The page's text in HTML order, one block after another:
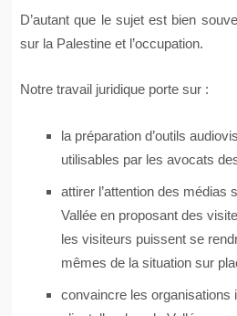
D’autant que le sujet est bien
sur la Palestine et l’occupation.
Notre travail juridique porte sur :
la préparation d’outils
utilisables par les avocats
attirer l’attention des médias
Vallée en proposant des
les visiteurs puissent se
mêmes de la situation sur
convaincre les organisations